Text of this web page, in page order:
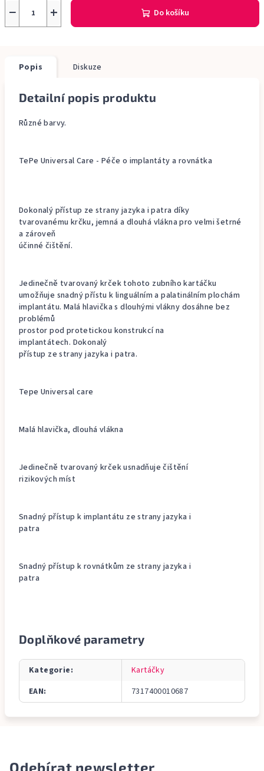
+
− Do košíku
Popis Diskuze
Detailní popis produktu
Různé barvy.
TePe Universal Care - Péče o implantáty a rovnátka
Dokonalý přístup ze strany jazyka i patra díky
tvarovanému krčku, jemná a dlouhá vlákna pro velmi šetrné
a zároveň
účinné čištění.
Jedinečně tvarovaný krček tohoto zubního kartáčku
umožňuje snadný přístu k linguálním a palatinálním plochám
implantátu. Malá hlavička s dlouhými vlákny dosáhne bez
problémů
prostor pod protetickou konstrukcí na
implantátech. Dokonalý
přístup ze strany jazyka i patra.
Tepe Universal care
Malá hlavička, dlouhá vlákna
Jedinečně tvarovaný krček usnadňuje čištění
rizikových míst
Snadný přístup k implantátu ze strany jazyka i
patra
Snadný přístup k rovnátkům ze strany jazyka i
patra
Doplňkové parametry
Kategorie:
Kartáčky
EAN: 7317400010687
Odebírat newsletter